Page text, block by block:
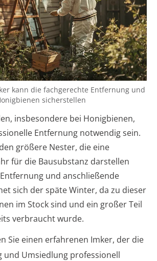
kann die fachgerechte Entfernung und
sicherstellen
insbesondere bei Honigbienen,
Entfernung notwendig sein.
größere Nester, die eine
für die Bausubstanz darstellen
und anschließende
sich der späte Winter, da zu dieser
im Stock sind und ein großer Teil
verbraucht wurde.
Sie einen erfahrenen Imker, der die
und Umsiedlung professionell